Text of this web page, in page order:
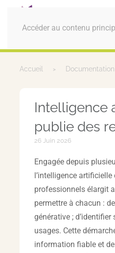
Accéder au contenu
Accueil Documentation
Intelligence
publie des
26 Juin 2026
Engagée depuis
l’intelligence
professionnels élargit
permettre à chacun :
générative ;
usages. Cette
information fiable et